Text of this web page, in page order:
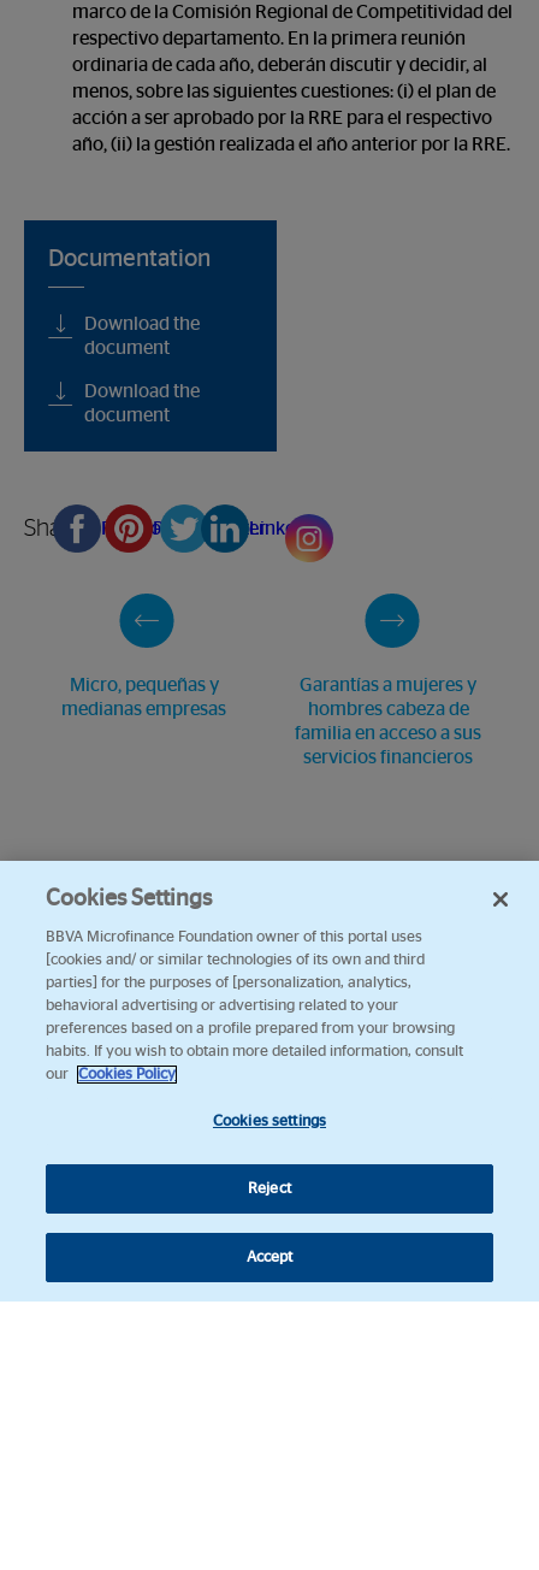
marco de la Comisión Regional de Competitividad del
respectivo departamento. En la primera reunión
ordinaria de cada año, deberán discutir y decidir, al
menos, sobre las siguientes cuestiones: (i) el plan de
acción a ser aprobado por la RRE para el respectivo
año, (ii) la gestión realizada el año anterior por la RRE.
Documentation
Download the
document
Download the
document
Share FacebookPinterestTwitterLinkedin
Micro, pequeñas y
medianas empresas
Garantías a mujeres y
hombres cabeza de
familia en acceso a sus
servicios financieros
Cookies Settings
BBVA Microfinance Foundation owner of this portal uses
[cookies and/ or similar technologies of its own and third
parties] for the purposes of [personalization, analytics,
behavioral advertising or advertising related to your
preferences based on a profile prepared from your browsing
habits. If you wish to obtain more detailed information, consult
our
Cookies Policy
Cookies settings
Reject
Accept